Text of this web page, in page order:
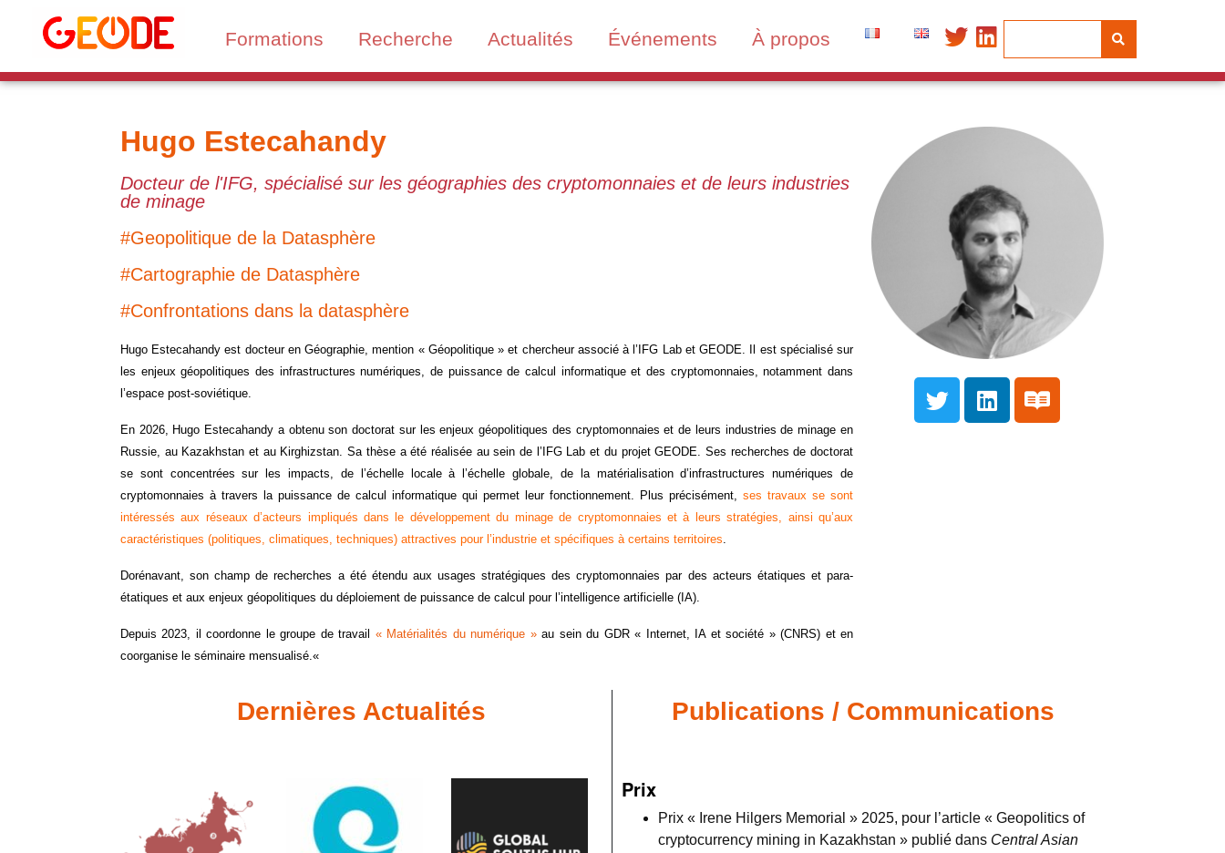
Formations Recherche Actualités Événements À propos
Hugo Estecahandy
Docteur de l'IFG, spécialisé sur les géographies des cryptomonnaies et de leurs industries
de minage
#Geopolitique de la Datasphère
#Cartographie de Datasphère
#Confrontations dans la datasphère
Hugo Estecahandy est docteur en Géographie, mention « Géopolitique » et chercheur associé à l’IFG Lab et GEODE. Il est spécialisé sur
les enjeux géopolitiques des infrastructures numériques, de puissance de calcul informatique et des cryptomonnaies, notamment dans
l’espace post-soviétique.
En 2026, Hugo Estecahandy a obtenu son doctorat sur les enjeux géopolitiques des cryptomonnaies et de leurs industries de minage en
Russie, au Kazakhstan et au Kirghizstan. Sa thèse a été réalisée au sein de l’IFG Lab et du projet GEODE. Ses recherches de doctorat
se sont concentrées sur les impacts, de l’échelle locale à l’échelle globale, de la matérialisation d’infrastructures numériques de
cryptomonnaies à travers la puissance de calcul informatique qui permet leur fonctionnement. Plus précisément, ses travaux se sont
intéressés aux réseaux d’acteurs impliqués dans le développement du minage de cryptomonnaies et à leurs stratégies, ainsi qu’aux
caractéristiques (politiques, climatiques, techniques) attractives pour l’industrie et spécifiques à certains territoires.
Dorénavant, son champ de recherches a été étendu aux usages stratégiques des cryptomonnaies par des acteurs étatiques et para-
étatiques et aux enjeux géopolitiques du déploiement de puissance de calcul pour l’intelligence artificielle (IA).
Depuis 2023, il coordonne le groupe de travail « Matérialités du numérique »au sein du GDR « Internet, IA et société » (CNRS) et en
coorganise le séminaire mensualisé.«
Dernières Actualités Publications / Communications
Prix
Prix « Irene Hilgers Memorial » 2025, pour l’article « Geopolitics of
cryptocurrency mining in Kazakhstan » publié dans Central Asian